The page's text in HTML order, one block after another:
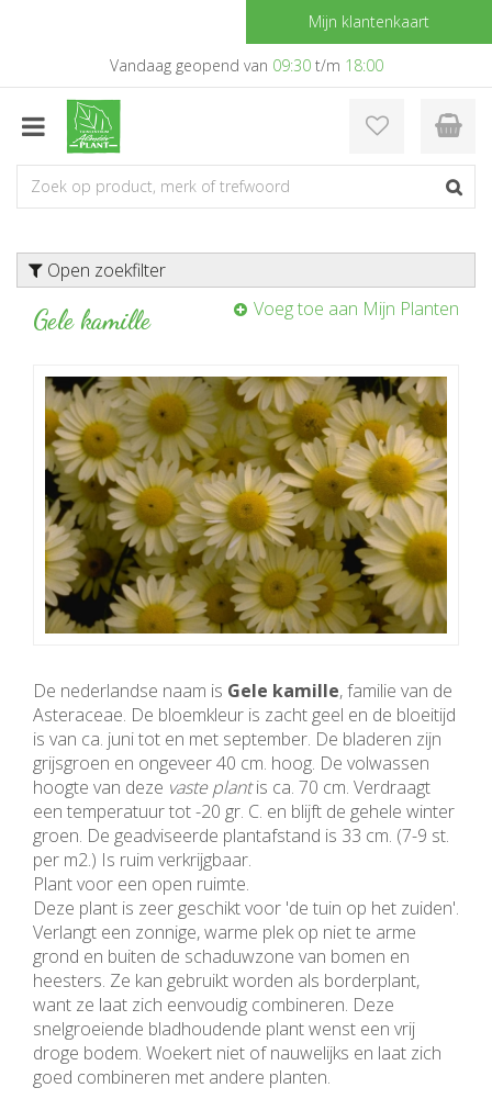
a
Mijn klantenkaart
Vandaag geopend van 09:30t/m 18:00
Open zoekfilter
Gele kamille Voeg toe aan Mijn Planten
De nederlandse naam is Gele kamille, familie van de
Asteraceae. De bloemkleur is zacht geel en de bloeitijd
is van ca. juni tot en met september. De bladeren zijn
grijsgroen en ongeveer 40 cm. hoog. De volwassen
hoogte van deze vaste plantis ca. 70 cm. Verdraagt
een temperatuur tot -20 gr. C. en blijft de gehele winter
groen. De geadviseerde plantafstand is 33 cm. (7-9 st.
per m2.) Is ruim verkrijgbaar.
Plant voor een open ruimte.
Deze plant is zeer geschikt voor 'de tuin op het zuiden'.
Verlangt een zonnige, warme plek op niet te arme
grond en buiten de schaduwzone van bomen en
heesters. Ze kan gebruikt worden als borderplant,
want ze laat zich eenvoudig combineren. Deze
snelgroeiende bladhoudende plant wenst een vrij
droge bodem. Woekert niet of nauwelijks en laat zich
goed combineren met andere planten.